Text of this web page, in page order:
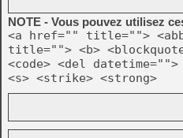
NOTE - Vous pouvez utilisez
<a href="" title="">
title=""> <b>
<code> <del
<s> <strike> <strong>